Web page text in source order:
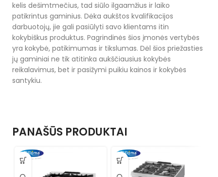
kelis dešimtmečius, tad siūlo ilgaamžius ir laiko
patikrintus gaminius. Dėka aukštos kvalifikacijos
darbuotojų, jie gali pasiūlyti savo klientams itin
kokybiškus produktus. Pagrindinės šios įmonės vertybės
yra kokybė, patikimumas ir tikslumas. Dėl šios priežasties
jų gaminiai ne tik atitinka aukščiausius kokybės
reikalavimus, bet ir pasižymi puikiu kainos ir kokybės
santykiu.
PANAŠŪS PRODUKTAI